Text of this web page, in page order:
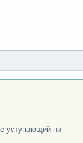
уступающий ни